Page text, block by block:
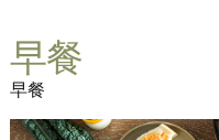
早餐
早餐